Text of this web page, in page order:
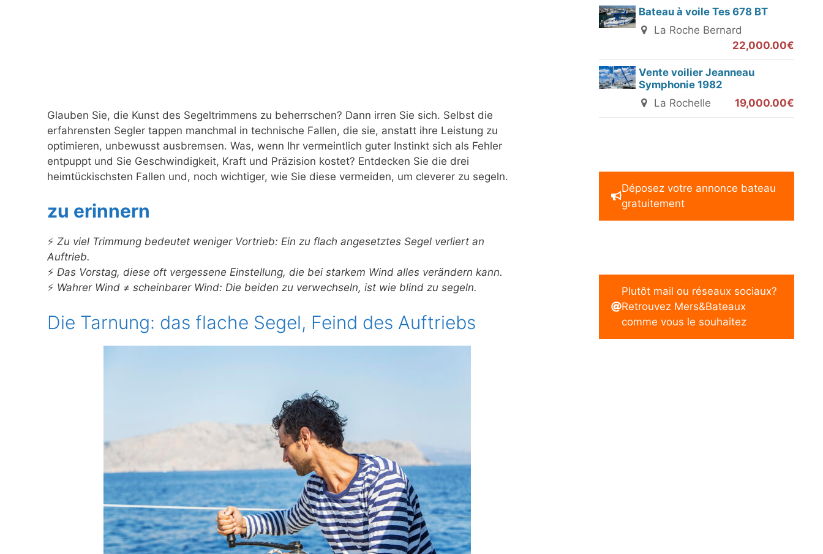
Glauben Sie, die Kunst des Segeltrimmens zu beherrschen? Dann irren Sie sich. Selbst die
erfahrensten Segler tappen manchmal in technische Fallen, die sie, anstatt ihre Leistung zu
optimieren, unbewusst ausbremsen. Was, wenn Ihr vermeintlich guter Instinkt sich als Fehler
entpuppt und Sie Geschwindigkeit, Kraft und Präzision kostet? Entdecken Sie die drei
heimtückischsten Fallen und, noch wichtiger, wie Sie diese vermeiden, um cleverer zu segeln.
zu erinnern
⚡ Zu viel Trimmung bedeutet weniger Vortrieb: Ein zu flach angesetztes Segel verliert an
Auftrieb.
⚡ Das Vorstag, diese oft vergessene Einstellung, die bei starkem Wind alles verändern kann.
⚡ Wahrer Wind ≠ scheinbarer Wind: Die beiden zu verwechseln, ist wie blind zu segeln.
Die Tarnung: das flache Segel, Feind des Auftriebs
Bateau à voile Tes 678 BT
La Roche Bernard
22,000.00€
Vente voilier Jeanneau
Symphonie 1982
La Rochelle
19,000.00€
Déposez votre annonce bateau
gratuitement
Plutôt mail ou réseaux sociaux?
Retrouvez Mers&Bateaux
comme vous le souhaitez